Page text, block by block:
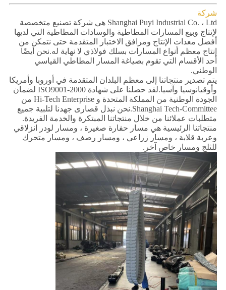
شركة
Shanghai Puyi Industrial Co. ، Ltd هي شركة تصنيع متخصصة
لإنتاج وبيع المسارات المطاطية والوسادات المطاطية التي لديها
أفضل معدات الإنتاج ومرافق الاختبار المتقدمة حتى نتمكن من
إنتاج معظم أنواع المسارات بسلك فولاذي لا نهاية له.نحن أيضًا
أحد الأقسام التي تقوم بصياغة المسار المطاطي القياسي
الوطني.
يتم تصدير منتجاتنا إلى معظم البلدان المتقدمة في أوروبا وأمريكا
وأوقيانوسيا وآسيا.لقد حصلنا على شهادة ISO9001-2000 لضمان
الجودة الوطنية من المملكة المتحدة و Hi-Tech Enterprise من
Shanghai Tech-Committee.نحن نبذل قصارى جهدنا لتلبية جميع
متطلبات عملائنا من خلال منتجاتنا المبتكرة والخدمة الفريدة.
منتجاتنا الرئيسية هي مسار حفارة صغيرة ، ومسار لودر انزلاقي
وعربة قلابة ، ومسار زراعي ، ومسار رصف ، ومسار متحرك
للثلج ومسار خاص آخر.